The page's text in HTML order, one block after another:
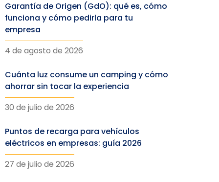
Garantía de Origen (GdO): qué es, cómo
funciona y cómo pedirla para tu
empresa
4 de agosto de 2026
Cuánta luz consume un camping y cómo
ahorrar sin tocar la experiencia
30 de julio de 2026
Puntos de recarga para vehículos
eléctricos en empresas: guía 2026
27 de julio de 2026